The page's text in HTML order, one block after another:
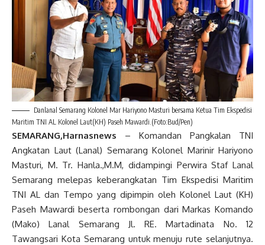
Danlanal Semarang Kolonel Mar Hariyono Masturi bersama Ketua Tim Ekspedisi
Maritim TNI AL Kolonel Laut(KH) Paseh Mawardi.(Foto:Bud/Pen)
SEMARANG,Harnasnews – Komandan Pangkalan TNI
Angkatan Laut (Lanal) Semarang Kolonel Marinir Hariyono
Masturi, M. Tr. Hanla.,M.M, didampingi Perwira Staf Lanal
Semarang melepas keberangkatan Tim Ekspedisi Maritim
TNI AL dan Tempo yang dipimpin oleh Kolonel Laut (KH)
Paseh Mawardi beserta rombongan dari Markas Komando
(Mako) Lanal Semarang Jl. RE. Martadinata No. 12
Tawangsari Kota Semarang untuk menuju rute selanjutnya.